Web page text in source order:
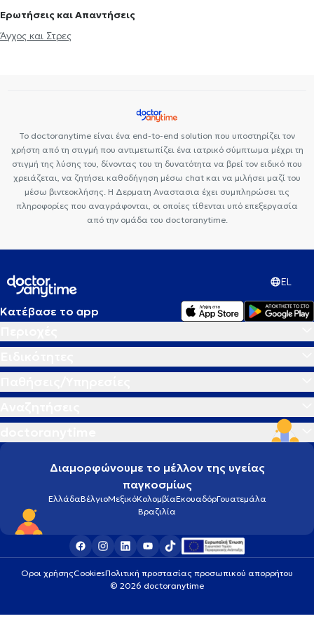
Ερωτήσεις και Απαντήσεις
Άγχος και Στρες
Το doctoranytime είναι ένα end-to-end solution που υποστηρίζει τον
χρήστη από τη στιγμή που αντιμετωπίζει ένα ιατρικό σύμπτωμα μέχρι τη
στιγμή της λύσης του, δίνοντας του τη δυνατότητα να βρεί τον ειδικό που
χρειάζεται, να ζητήσει καθοδήγηση μέσω chat και να μιλήσει μαζί του
μέσω βιντεοκλήσης. Η Δερματη Αναστασια έχει συμπληρώσει τις
πληροφορίες που αναγράφονται, οι οποίες τίθενται υπό επεξεργασία
από την ομάδα του doctoranytime.
EL
Κατέβασε το app
Διαμορφώνουμε το μέλλον της υγείας
παγκοσμίως
ΕλλάδαΒέλγιοΜεξικόΚολομβίαΕκουαδόρΓουατεμάλα
Βραζιλία
Οροι χρήσηςCookiesΠολιτική προστασίας προσωπικού απορρήτου
© 2026 doctoranytime